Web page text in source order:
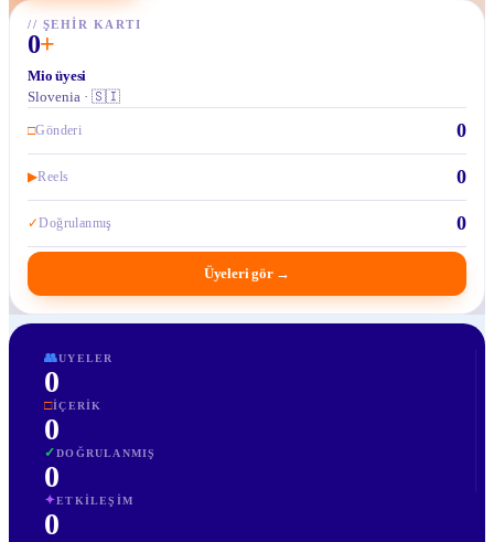
// ŞEHIR KARTI
0+
Mio üyesi
Slovenia · 🇸🇮
□Gönderi 0
▶Reels 0
✓Doğrulanmış 0
Üyeleri gör →
👥UYELER
0
□İÇERIK
0
✓DOĞRULANMIŞ
0
✦ETKILEŞIM
0